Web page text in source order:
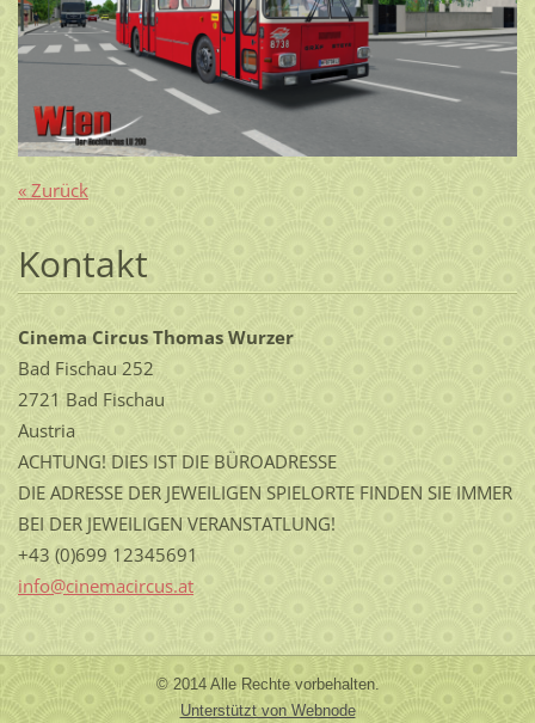
« Zurück
Kontakt
Cinema Circus Thomas Wurzer
Bad Fischau 252
2721 Bad Fischau
Austria
ACHTUNG! DIES IST DIE BÜROADRESSE
DIE ADRESSE DER JEWEILIGEN SPIELORTE FINDEN SIE IMMER
BEI DER JEWEILIGEN VERANSTATLUNG!
+43 (0)699 12345691
info@cinemacircus.at
© 2014 Alle Rechte vorbehalten.
Unterstützt von Webnode